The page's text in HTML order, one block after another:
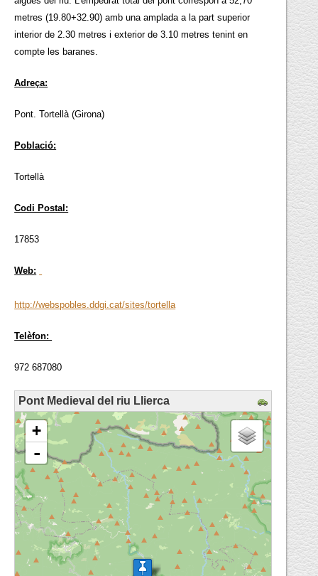
metres (19.80+32.90) amb una amplada a la part superior
interior de 2.30 metres i exterior de 3.10 metres tenint en
compte les baranes.
Adreça:
Pont. Tortellà (Girona)
Població:
Tortellà
Codi Postal:
17853
Web:
http://webspobles.ddgi.cat/sites/tortella
Telèfon:
972 687080
Pont Medieval del riu Llierca
loading map - please wait...
+
-